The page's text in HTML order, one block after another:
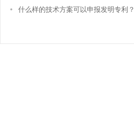
什么样的技术方案可以申报发明专利？